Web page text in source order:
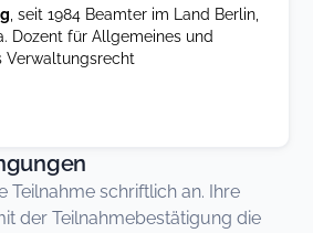
, seit 1984 Beamter im Land Berlin,
Dozent für Allgemeines und
Verwaltungsrecht
Teilnahme schriftlich an. Ihre
der Teilnahmebestätigung die